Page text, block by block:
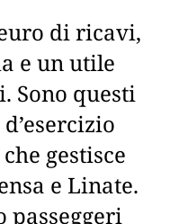
di ricavi,
e un utile
Sono questi
che gestisce
e Linate.
passeggeri